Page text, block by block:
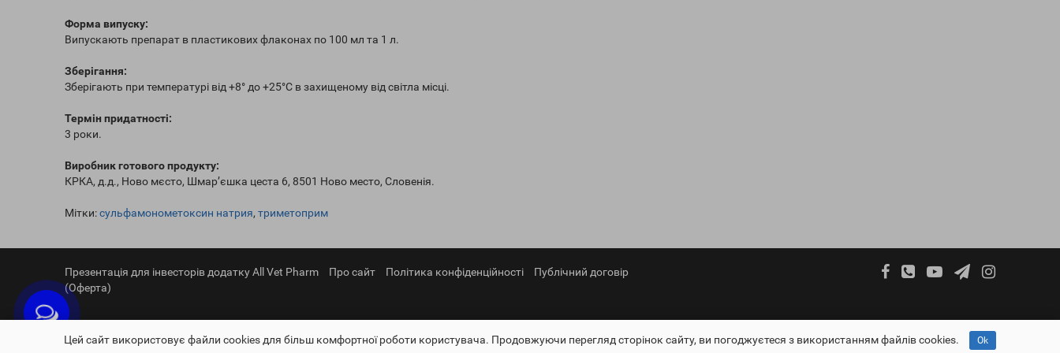
Форма випуску:
Випускають препарат в пластикових флаконах по 100 мл та 1 л.
Зберігання:
Зберігають при температурі від +8° до +25°С в захищеному від світла місці.
Термін придатності:
3 роки.
Виробник готового продукту:
КРКА, д.д., Ново мєсто, Шмар’єшка цеста 6, 8501 Ново место, Словенія.
Мітки:сульфамонометоксин натрия,триметоприм
Презентація для інвесторів додатку All Vet Pharm Про сайт Політика конфіденційності
Публічний договір
(Оферта)
Цей сайт використовує файли cookies для більш комфортної роботи користувача. Продовжуючи перегляд сторінок сайту, ви погоджуєтеся з використанням файлів cookies.
Ok